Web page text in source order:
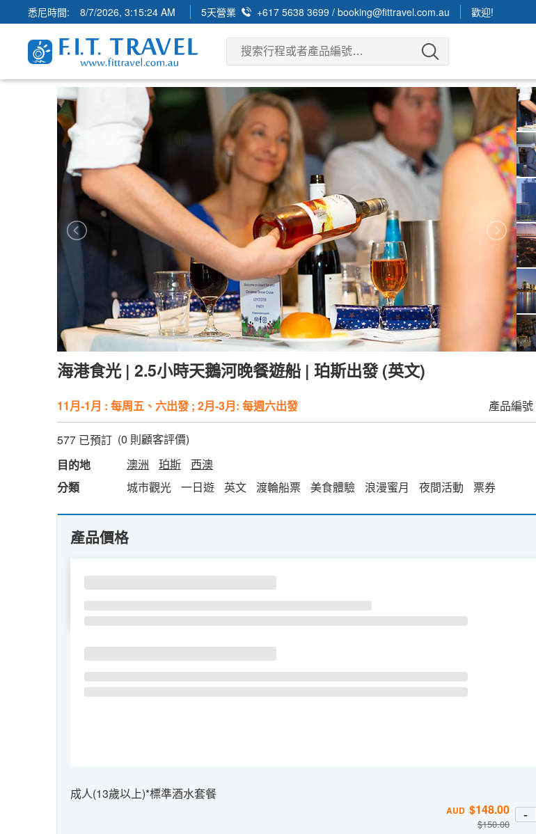
悉尼時間: 8/7/2026, 3:15:25 AM 5天營業 +617 5638 3699 /booking@fittravel.com.au 歡迎!
海港食光 | 2.5小時天鵝河晚餐遊船 | 珀斯出發 (英文)
11月-1月 : 每周五、六出發 ; 2月-3月: 每週六出發 產品編號
577 已預訂 (0 則顧客評價)
目的地
澳洲 珀斯
西澳
分類
城市觀光 一日遊 英文 渡輪船票 美食體驗 浪漫蜜月 夜間活動 票券
產品價格
SU MO TU WE
成人(13歲以上)*標準酒水套餐
AUD $148.00
$150.00
-